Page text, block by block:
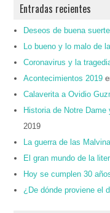
Entradas recientes
Deseos de buena
Lo bueno y lo malo de
Coronavirus y la
Acontecimientos 2019
Calaverita a Ovidio
Historia de Notre Dame
2019
La guerra de las
El gran mundo de la
Hoy se cumplen 30
¿De dónde proviene el